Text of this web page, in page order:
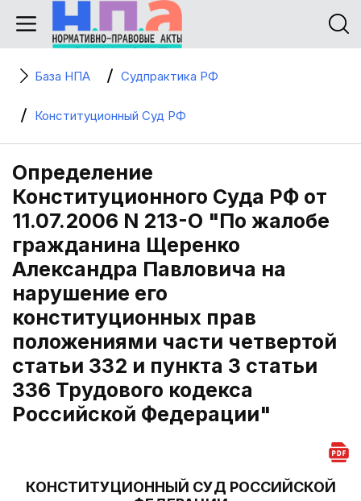
База НПА Судпрактика РФ
Конституционный Суд РФ
Определение
Конституционного Суда РФ от
11.07.2006 N 213-О "По жалобе
гражданина Щеренко
Александра Павловича на
нарушение его
конституционных прав
положениями части четвертой
статьи 332 и пункта 3 статьи
336 Трудового кодекса
Российской Федерации"
КОНСТИТУЦИОННЫЙ СУД РОССИЙСКОЙ